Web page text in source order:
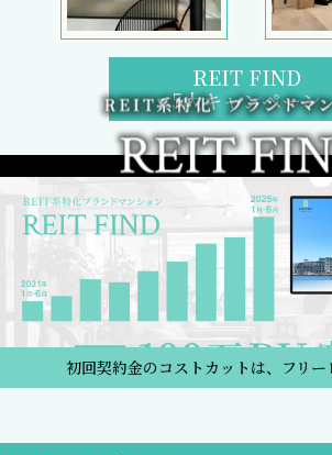
REIT FIND
5大キャンペーン
初回契約金のコストカットは、フリー